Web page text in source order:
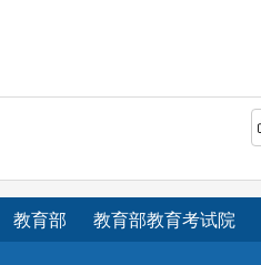
教育部 教育部教育考试院